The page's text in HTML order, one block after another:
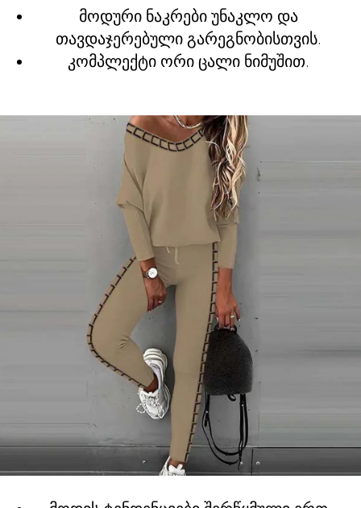
მოდური ნაკრები უნაკლო და
თავდაჯერებული გარეგნობისთვის.
კომპლექტი ორი ცალი ნიმუშით.